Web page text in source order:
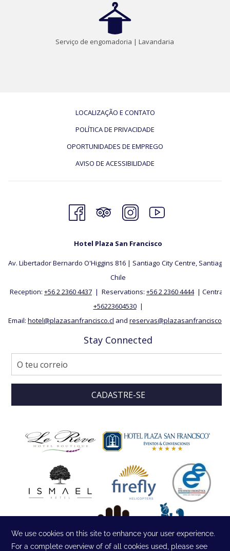
Serviço de engomadoria | Lavandaria
LOCALIZAÇÃO E CONTATO
POLÍTICA DE PRIVACIDADE
OPORTUNIDADES DE EMPREGO
AVISO DE ACESSIBILIDADE
Hotel Plaza San Francisco
Av. Libertador Bernardo O'Higgins 816 | Santiago City Centre, Santiago,
​Chile
Reception: +56 2 2360 4437 | Reservations: +56 2 2360 4444| Central:
+56223604530|
Email: hotel@plazasanfrancisco.cl and reservas@plazasanfrancisco.cl
Stay Connected
CADASTRE-SE